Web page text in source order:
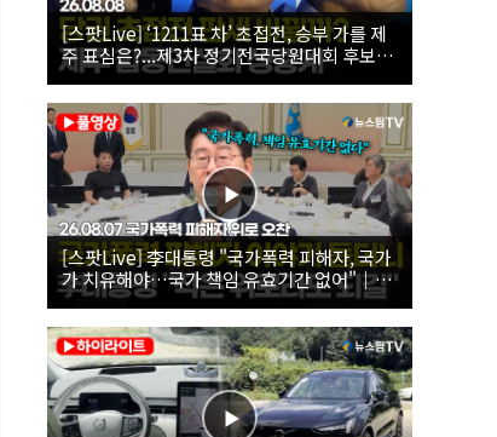
[스팟Live] ‘1211표 차’ 초접전, 승부 가를 제
주 표심은?...제3차 정기전국당원대회 후보자
제주 합동연설회 생중계 | 26.08.08
[스팟Live] 李대통령 "국가폭력 피해자, 국가
가 치유해야…국가 책임 유효기간 없어"｜
26.08.07 국가폭력 피해자 위로 오찬